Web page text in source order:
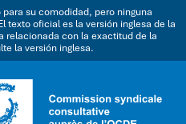
su comodidad, pero ninguna
oficial es la versión inglesa de la
relacionada con la exactitud de la
la versión inglesa.